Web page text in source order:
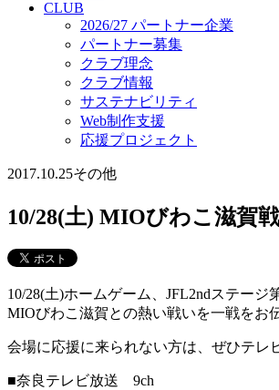
CLUB
2026/27 パートナー企業
パートナー募集
クラブ理念
クラブ情報
サステナビリティ
Web制作支援
応援プロジェクト
2017.10.25その他
10/28(土) MIOびわこ滋賀
10/28(土)ホームゲーム、JFL2ndステー
MIOびわこ滋賀との熱い戦いを一戦をお
会場に応援に来られない方は、ぜひテレ
■奈良テレビ放送 9ch